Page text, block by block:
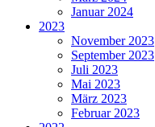
Januar 2024
2023
November 2023
September 2023
Juli 2023
Mai 2023
März 2023
Februar 2023